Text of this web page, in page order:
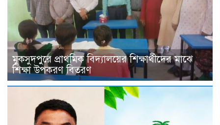
মুকসুদপুরে প্রাথমিক বিদ্যালয়ের শিক্ষার্থীদের মাঝে
শিক্ষা উপকরণ বিতরণ